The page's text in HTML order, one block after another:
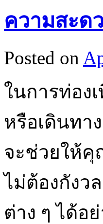
ความสะด
Posted on
ในการท่อง
หรือเดินทา
จะช่วยให้คุ
ไม่ต้องกังว
ต่าง ๆ ได้อ